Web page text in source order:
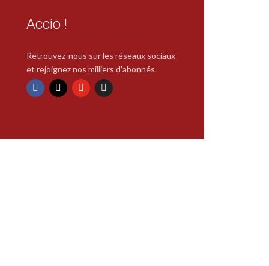
Accio !
Retrouvez-nous sur les réseaux sociaux
et rejoignez nos milliers d'abonnés.